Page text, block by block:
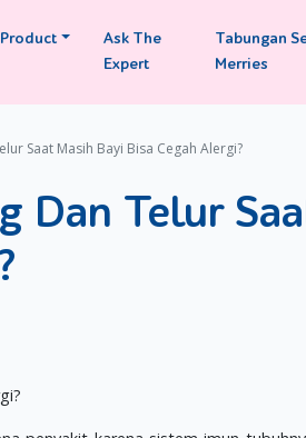
Product
Ask The
Expert
Tabungan
Merries
Saat Masih Bayi Bisa Cegah Alergi?
Dan Telur